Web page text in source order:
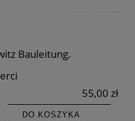
Bauleitung.
55,00 zł
DO KOSZYKA